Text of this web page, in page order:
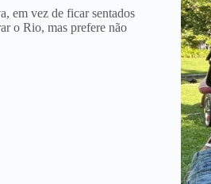
em vez de ficar sentados
o Rio, mas prefere não